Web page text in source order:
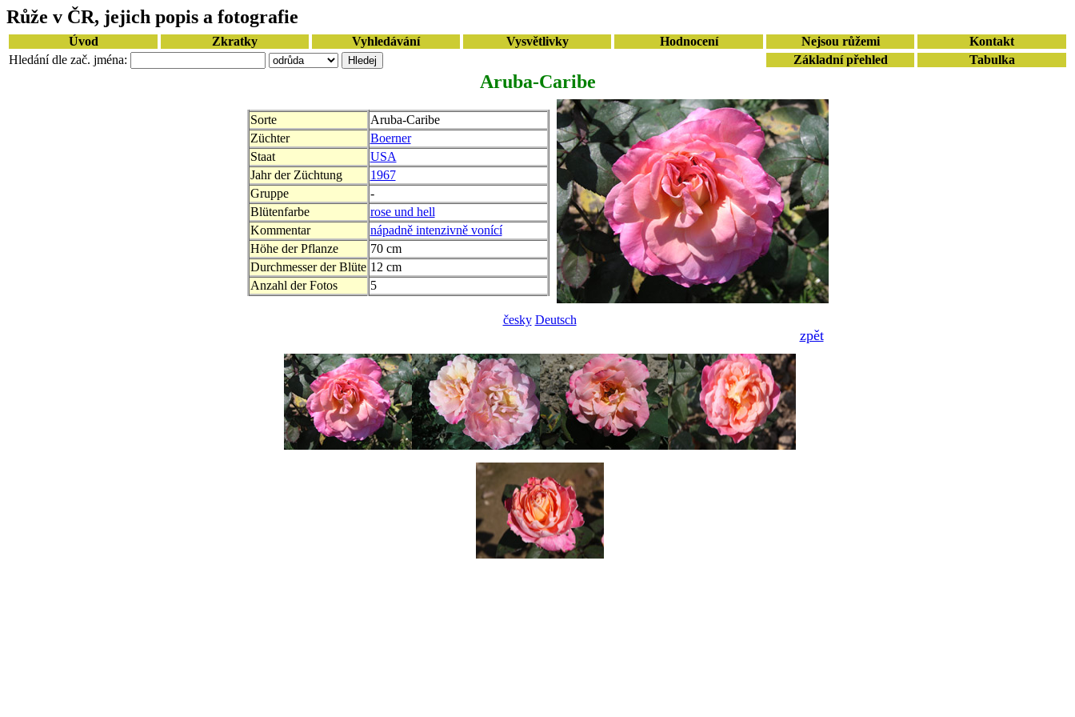
Růže v ČR, jejich popis a fotografie
Úvod Zkratky Vyhledávání Vysvětlivky Hodnocení Nejsou růžemi
Kontakt
Hledání dle zač. jména:
Základní přehled Tabulka
Aruba-Caribe
Sorte
Aruba-Caribe
Züchter
Boerner
Staat
USA
Jahr der Züchtung
1967
Gruppe
-
Blütenfarbe
rose und hell
Kommentar
nápadně intenzivně vonící
Höhe der Pflanze
70 cm
Durchmesser der Blüte 12 cm
Anzahl der Fotos
5
česky Deutsch
zpět